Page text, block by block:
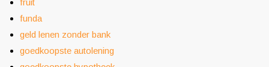
fruit
funda
geld lenen zonder bank
goedkoopste autolening